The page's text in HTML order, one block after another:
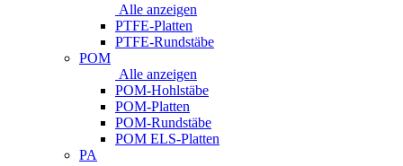
Alle anzeigen
PTFE-Platten
PTFE-Rundstäbe
POM
Alle anzeigen
POM-Hohlstäbe
POM-Platten
POM-Rundstäbe
POM ELS-Platten
PA